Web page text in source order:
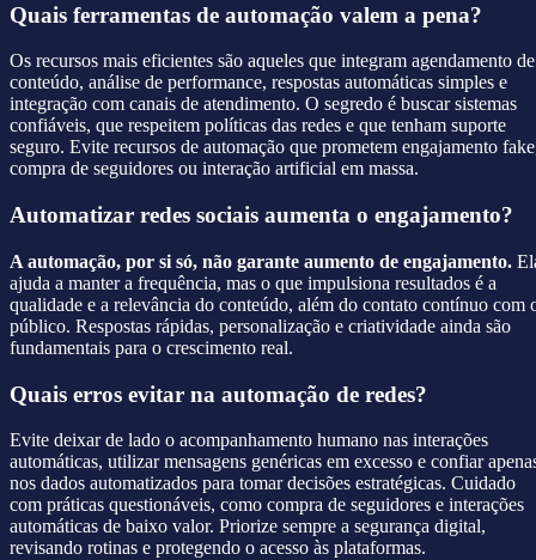
Quais ferramentas de automação valem a pena?
Os recursos mais eficientes são aqueles que integram agendamento de
conteúdo, análise de performance, respostas automáticas simples e
integração com canais de atendimento. O segredo é buscar sistemas
confiáveis, que respeitem políticas das redes e que tenham suporte
seguro. Evite recursos de automação que prometem engajamento
compra de seguidores ou interação artificial em massa.
Automatizar redes sociais aumenta o engajamento?
A automação, por si só, não garante aumento de engajamento.
ajuda a manter a frequência, mas o que impulsiona resultados é a
qualidade e a relevância do conteúdo, além do contato contínuo com
público. Respostas rápidas, personalização e criatividade ainda são
fundamentais para o crescimento real.
Quais erros evitar na automação de redes?
Evite deixar de lado o acompanhamento humano nas interações
automáticas, utilizar mensagens genéricas em excesso e confiar
nos dados automatizados para tomar decisões estratégicas. Cuidado
com práticas questionáveis, como compra de seguidores e interações
automáticas de baixo valor. Priorize sempre a segurança digital,
revisando rotinas e protegendo o acesso às plataformas.